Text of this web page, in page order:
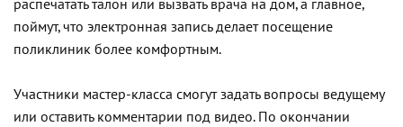
распечатать талон или вызвать врача на дом, а главное,
поймут, что электронная запись делает посещение
поликлиник более комфортным.
Участники мастер-класса смогут задать вопросы ведущему
или оставить комментарии под видео. По окончании